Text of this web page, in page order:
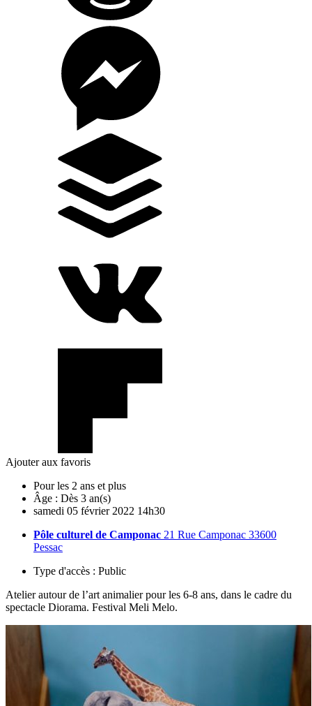
Ajouter aux favoris
Pour les 2 ans et plus
Âge : Dès 3 an(s)
samedi 05 février 2022 14h30
Pôle culturel de Camponac 21 Rue Camponac 33600
Pessac
Type d'accès : Public
Atelier autour de l’art animalier pour les 6-8 ans, dans le cadre du
spectacle Diorama. Festival Meli Melo.